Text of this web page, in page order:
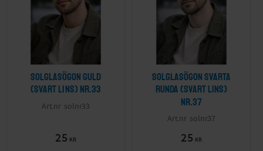
Solglasögon guld
(svart lins) nr.33
solnr33
25 KR
Solglasögon svarta
runda (svart lins)
nr.37
solnr37
25 KR